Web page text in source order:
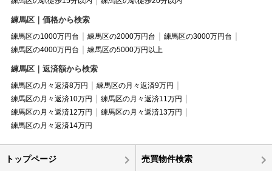
練馬区｜価格から検索
練馬区の1000万円台 練馬区の2000万円台
練馬区の3000万円台
練馬区の4000万円台
練馬区の5000万円以上
練馬区｜返済額から検索
練馬区の月々返済8万円
練馬区の月々返済9万円
練馬区の月々返済10万円
練馬区の月々返済11万円
練馬区の月々返済12万円
練馬区の月々返済13万円
練馬区の月々返済14万円
トップページ 売買物件検索